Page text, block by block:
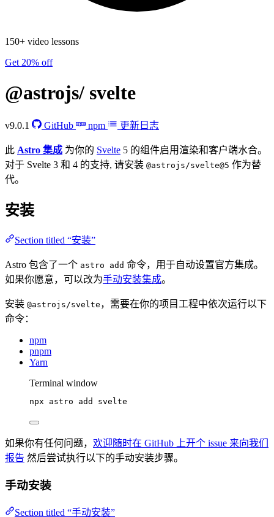
150+ video lessons
Get 20% off
@astrojs/ svelte
v9.0.1 GitHub npm 更新日志
此 Astro 集成 为你的 Svelte 5 的组件启用渲染和客户端水合。
对于 Svelte 3 和 4 的支持, 请安装 @astrojs/svelte@5 作为替
代。
安装
Section titled “安装”
Astro 包含了一个 astro add 命令，用于自动设置官方集成。
如果你愿意，可以改为手动安装集成。
安装 @astrojs/svelte ，需要在你的项目工程中依次运行以下
命令：
npm
pnpm
Yarn
Terminal window
npx astro add svelte
如果你有任何问题， 欢迎随时在 GitHub 上开个 issue 来向我们
报告 然后尝试执行以下的手动安装步骤。
手动安装
Section titled “手动安装”